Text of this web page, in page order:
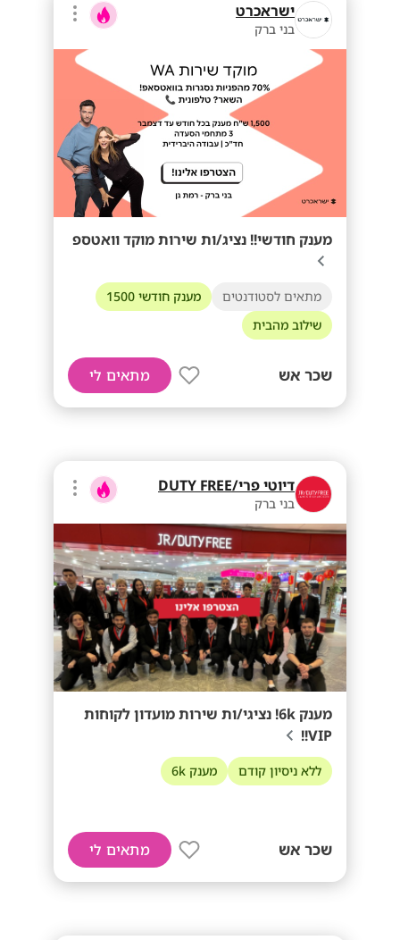
ישראכרט
בני ברק
מענק חודשי!! נציג/ות שירות מוקד וואטספ
מתאים לסטודנטים
מענק חודשי 1500
שילוב מהבית
שכר אש מתאים לי
דיוטי פרי/DUTY FREE
בני ברק
מענק 6k! נציגי/ות שירות מועדון לקוחות
VIP!!
ללא ניסיון קודם מענק 6k
שכר אש מתאים לי